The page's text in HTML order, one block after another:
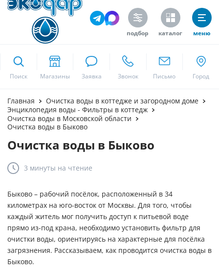
подбор каталог меню
Поиск
Москва
Главная
Очистка воды в коттедже и загородном доме
Энциклопедия воды - Фильтры в коттедж
Очистка воды в Московской области
Очистка воды в Быково
Очистка воды в Быково
3 минуты на чтение
Быково – рабочий посёлок, расположенный в 34
километрах на юго-восток от Москвы. Для того, чтобы
каждый житель мог получить доступ к питьевой воде
прямо из-под крана, необходимо установить фильтр для
очистки воды, ориентируясь на характерные для посёлка
загрязнения. Рассказываем, как проводится очистка воды в
Быково.